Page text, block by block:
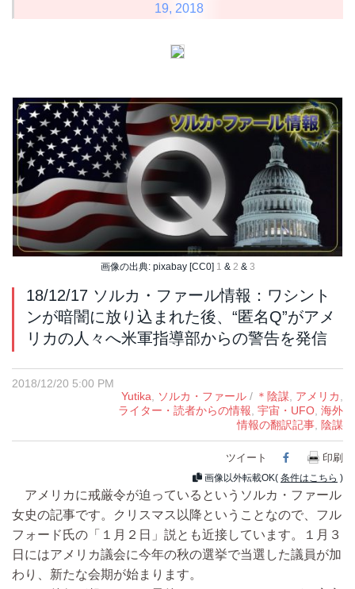
19, 2018
画像の出典: pixabay [CC0] 1 & 2 & 3
18/12/17 ソルカ・ファール情報：ワシント
ンが暗闇に放り込まれた後、“匿名Q”がアメ
リカの人々へ米軍指導部からの警告を発信
2018/12/20 5:00 PM
Yutika
ソルカ・ファール / ＊陰謀 アメリカ
ライター・読者からの情報 宇宙・UFO 海外
情報の翻訳記事 陰謀
ツイート Facebook
印刷
画像以外転載OK( 条件はこちら )
アメリカに戒厳令が迫っているというソルカ・ファール
女史の記事です。クリスマス以降ということなので、フル
フォード氏の「１月２日」説とも近接しています。１月３
日にはアメリカ議会に今年の秋の選挙で当選した議員が加
わり、新たな会期が始まります。